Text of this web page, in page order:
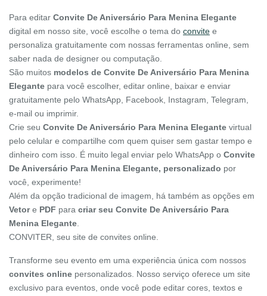
Para editar Convite De Aniversário Para Menina Elegante
digital em nosso site, você escolhe o tema do convite e
personaliza gratuitamente com nossas ferramentas online, sem
saber nada de designer ou computação.
São muitos modelos de Convite De Aniversário Para Menina
Elegante para você escolher, editar online, baixar e enviar
gratuitamente pelo WhatsApp, Facebook, Instagram, Telegram,
e-mail ou imprimir.
Crie seu Convite De Aniversário Para Menina Elegante virtual
pelo celular e compartilhe com quem quiser sem gastar tempo e
dinheiro com isso. É muito legal enviar pelo WhatsApp o Convite
De Aniversário Para Menina Elegante, personalizado por
você, experimente!
Além da opção tradicional de imagem, há também as opções em
Vetore PDF para criar seu Convite De Aniversário Para
Menina Elegante
CONVITER, seu site de convites online.
Transforme seu evento em uma experiência única com nossos
convites online personalizados. Nosso serviço oferece um site
exclusivo para eventos, onde você pode editar cores, textos e